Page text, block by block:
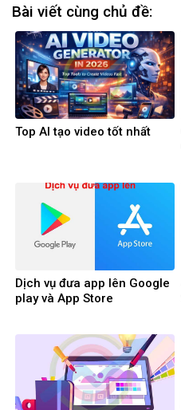
Bài viết cùng chủ đề:
Top AI tạo video tốt nhất
Dịch vụ đưa app lên Google
play và App Store